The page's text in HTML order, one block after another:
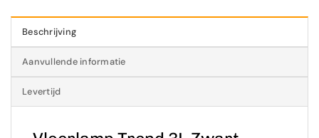
Beschrijving
Aanvullende informatie
Levertijd